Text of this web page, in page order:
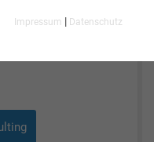
Impressum | Datenschutz